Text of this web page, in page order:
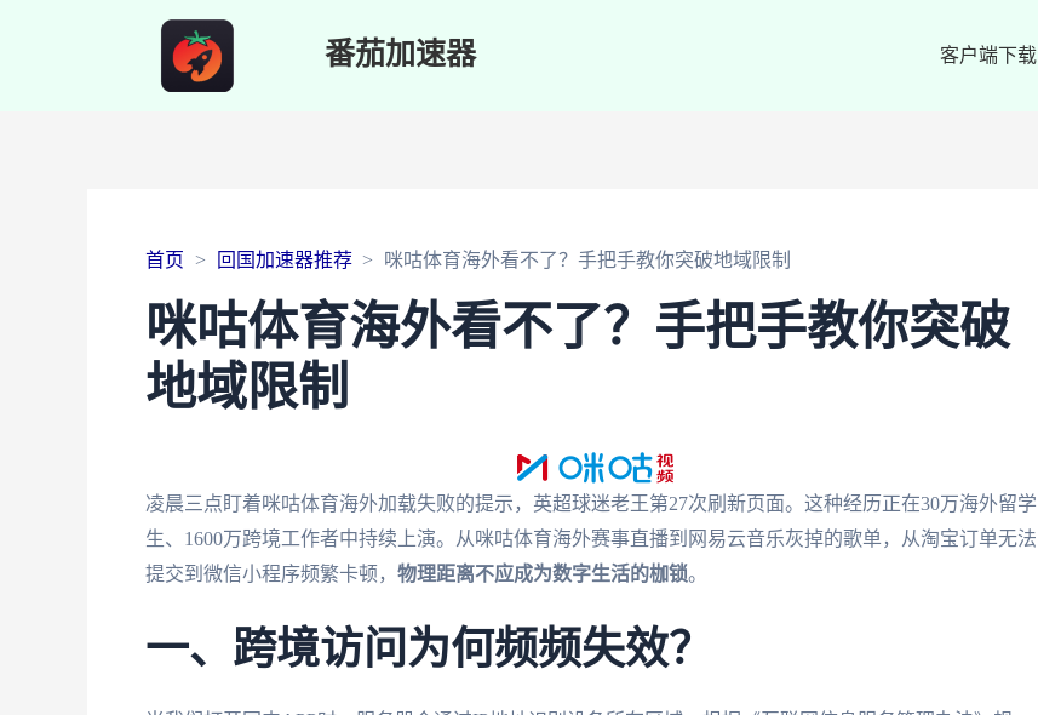
番茄加速器 客户端下载
首页 回国加速器推荐 咪咕体育海外看不了？手把手教你突破地域限制
咪咕体育海外看不了？手把手教你突破
地域限制
凌晨三点盯着咪咕体育海外加载失败的提示，英超球迷老王第27次刷新页面。这种经历正在30万海外留学
生、1600万跨境工作者中持续上演。从咪咕体育海外赛事直播到网易云音乐灰掉的歌单，从淘宝订单无法
提交到微信小程序频繁卡顿， 物理距离不应成为数字生活的枷锁。
一、跨境访问为何频频失效？